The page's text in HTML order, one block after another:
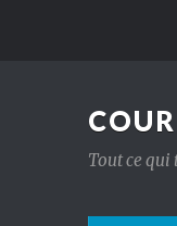
Tout ce qui